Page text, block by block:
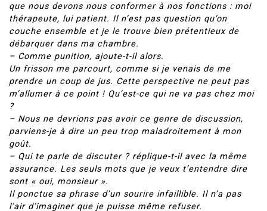
que nous devons nous conformer à nos fonctions : moi
thérapeute, lui patient. Il n’est pas question qu’on
couche ensemble et je le trouve bien prétentieux de
débarquer dans ma chambre.
– Comme punition, ajoute-t-il alors.
Un frisson me parcourt, comme si je venais de me
prendre un coup de jus. Cette perspective ne peut pas
m’allumer à ce point ! Qu’est-ce qui ne va pas chez moi
?
– Nous ne devrions pas avoir ce genre de discussion,
parviens-je à dire un peu trop maladroitement à mon
goût.
– Qui te parle de discuter ? réplique-t-il avec la même
assurance. Les seuls mots que je veux t’entendre dire
sont « oui, monsieur ».
Il ponctue sa phrase d’un sourire infaillible. Il n’a pas
l’air d’imaginer que je puisse même refuser.